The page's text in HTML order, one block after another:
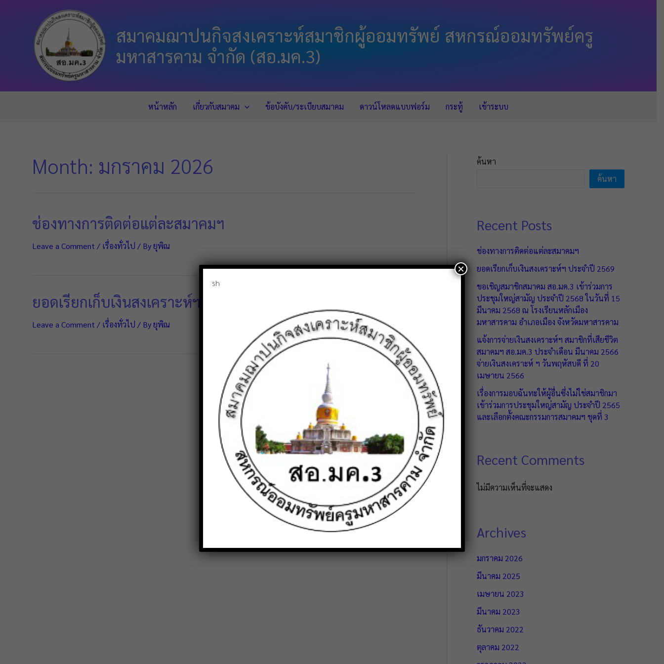
สมาคมฌาปนกิจสงเคราะห์สมาชิกผู้ออมทรัพย์ สหกรณ์ออมทรัพย์ครู
มหาสารคาม จำกัด (สอ.มค.3)
หน้าหลัก เกี่ยวกับสมาคม ข้อบังคับ/ระเบียบสมาคม ดาวน์โหลดแบบฟอร์ม กระทู้ เข้าระบบ
Month: มกราคม 2026
ช่องทางการติดต่อแต่ละสมาคมฯ
Leave a Comment / เรื่องทั่วไป / Byยุพิณ
ยอดเรียกเก็บเงินสงเคราะห์ฯ ประจำปี 2569
Leave a Comment / เรื่องทั่วไป / Byยุพิณ
ค้นหา
ค้นหา
Recent Posts
ช่องทางการติดต่อแต่ละสมาคมฯ
ยอดเรียกเก็บเงินสงเคราะห์ฯ ประจำปี 2569
ขอเชิญสมาชิกสมาคม สอ.มค.3 เข้าร่วมการ
ประชุมใหญ่สามัญ ประจำปี 2568 ในวันที่ 15
มีนาคม 2568 ณ โรงเรียนหลักเมือง
มหาสารคาม อำเภอเมือง จังหวัดมหาสารคาม
แจ้งการจ่ายเงินสงเคราะห์ฯ สมาชิกที่เสียชีวิต
สมาคมฯ สอ.มค.3 ประจำเดือน มีนาคม 2566
จ่ายเงินสงเคราะห์ ฯ วันพฤหัสบดี ที่ 20
เมษายน 2566
เรื่องการมอบฉันทะให้ผู้อื่นซึ่งไม่ใช่สมาชิกมา
เข้าร่วมการประชุมใหญ่สามัญ ประจำปี 2565
และเลือกตั้งคณะกรรมการสมาคมฯ ชุดที่ 3
Recent Comments
ไม่มีความเห็นที่จะแสดง
Archives
มกราคม 2026
มีนาคม 2025
เมษายน 2023
มีนาคม 2023
ธันวาคม 2022
ตุลาคม 2022
sh
×